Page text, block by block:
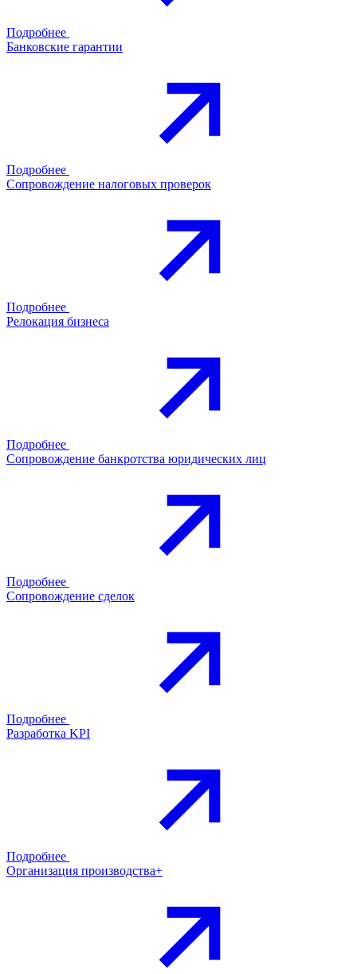
Подробнее
Банковские гарантии
Подробнее
Сопровождение налоговых проверок
Подробнее
Релокация бизнеса
Подробнее
Сопровождение банкротства юридических лиц
Подробнее
Сопровождение сделок
Подробнее
Разработка KPI
Подробнее
Организация производства+